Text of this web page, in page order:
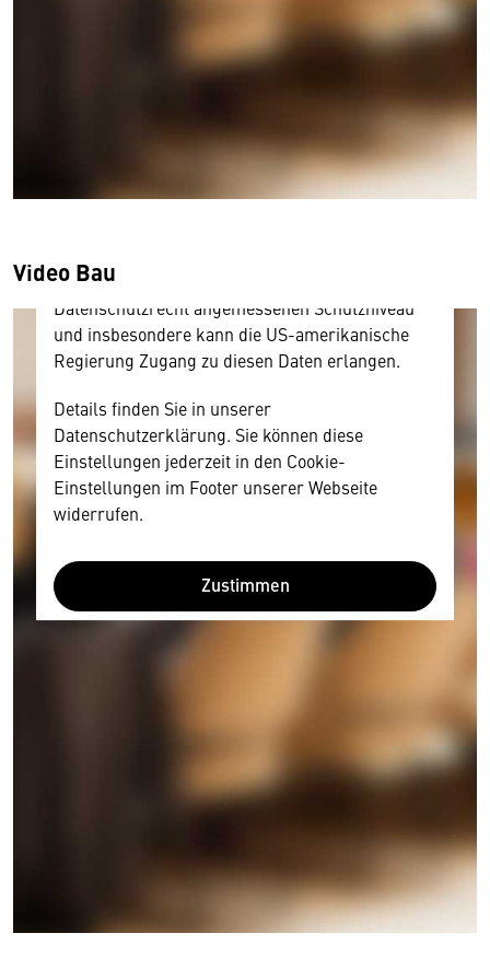
Video Bau
Wir benötigen Ihre Zustimmung
Hier würden wir Ihnen gerne einen externen
Inhalt anzeigen. Dafür benötigen wir allerdings
Ihre Zustimmung, da Ihr Browser
personenbezogene technische Daten zu Geräten
Diese Daten unterliegen keinem dem EU-
Datenschutzrecht angemessenen Schutzniveau
und insbesondere kann die US-amerikanische
Regierung Zugang zu diesen Daten erlangen.
Details finden Sie in unserer
Datenschutzerklärung. Sie können diese
Einstellungen jederzeit in den Cookie-
Einstellungen im Footer unserer Webseite
widerrufen.
Zustimmen
Wir benötigen Ihre Zustimmung
Hier würden wir Ihnen gerne einen externen
Inhalt anzeigen. Dafür benötigen wir allerdings
Ihre Zustimmung, da Ihr Browser
personenbezogene technische Daten zu Geräten